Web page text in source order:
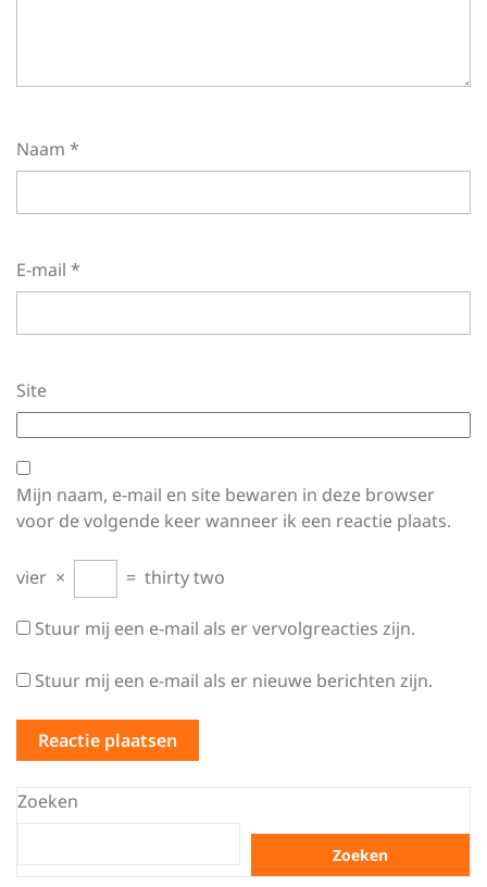
Naam *
E-mail *
Site
Mijn naam, e-mail en site bewaren in deze browser
voor de volgende keer wanneer ik een reactie plaats.
vier × = thirty two
Stuur mij een e-mail als er vervolgreacties zijn.
Stuur mij een e-mail als er nieuwe berichten zijn.
Zoeken
Zoeken